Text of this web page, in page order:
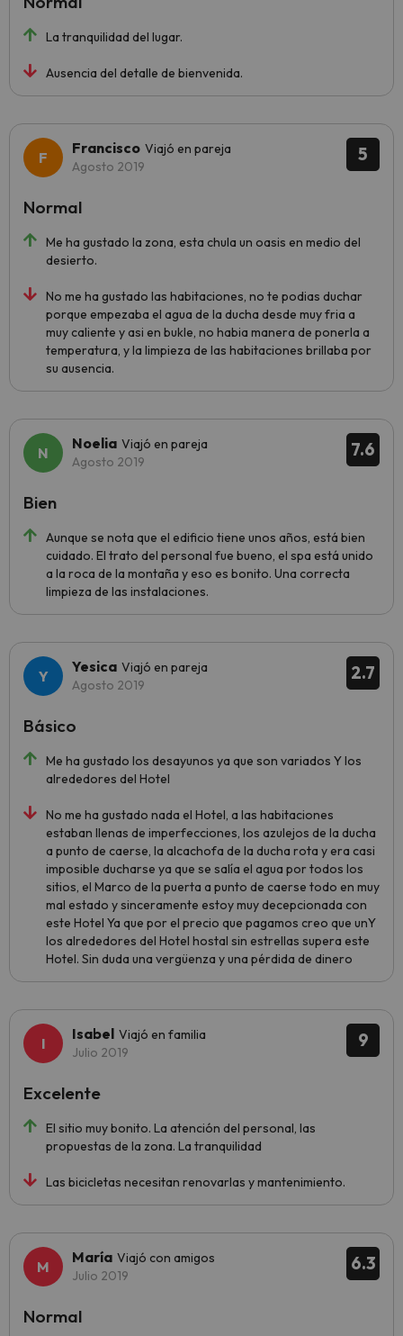
La tranquilidad del lugar.
Ausencia del detalle de bienvenida.
5
Francisco Viajó en pareja
Agosto 2019
Me ha gustado la zona, esta chula un oasis en medio del
desierto.
No me ha gustado las habitaciones, no te podias duchar
porque empezaba el agua de la ducha desde muy fria a
muy caliente y asi en bukle, no habia manera de ponerla a
temperatura, y la limpieza de las habitaciones brillaba por
su ausencia.
Normal
7.6
Noelia Viajó en pareja
Agosto 2019
Aunque se nota que el edificio tiene unos años, está bien
cuidado. El trato del personal fue bueno, el spa está unido
a la roca de la montaña y eso es bonito. Una correcta
limpieza de las instalaciones.
Bien
2.7
Yesica Viajó en pareja
Agosto 2019
Me ha gustado los desayunos ya que son variados Y los
alrededores del Hotel
No me ha gustado nada el Hotel, a las habitaciones
estaban llenas de imperfecciones, los azulejos de la ducha
a punto de caerse, la alcachofa de la ducha rota y era casi
imposible ducharse ya que se salía el agua por todos los
sitios, el Marco de la puerta a punto de caerse todo en muy
mal estado y sinceramente estoy muy decepcionada con
este Hotel Ya que por el precio que pagamos creo que unY
los alrededores del Hotel hostal sin estrellas supera este
Hotel. Sin duda una vergüenza y una pérdida de dinero
Básico
9
Isabel Viajó en familia
Julio 2019
El sitio muy bonito. La atención del personal, las
propuestas de la zona. La tranquilidad
Las bicicletas necesitan renovarlas y mantenimiento.
Excelente
6.3
María Viajó con amigos
Julio 2019
Normal